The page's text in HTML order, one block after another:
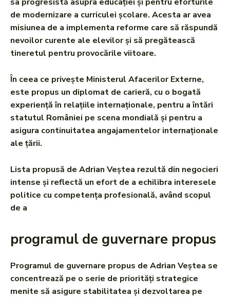
sa progresistă asupra educației și pentru eforturile
de modernizare a curriculei școlare. Acesta ar avea
misiunea de a implementa reforme care să răspundă
nevoilor curente ale elevilor și să pregătească
tineretul pentru provocările viitoare.
În ceea ce privește Ministerul Afacerilor Externe,
este propus un diplomat de carieră, cu o bogată
experiență în relațiile internaționale, pentru a întări
statutul României pe scena mondială și pentru a
asigura continuitatea angajamentelor internaționale
ale țării.
Lista propusă de Adrian Veștea rezultă din negocieri
intense și reflectă un efort de a echilibra interesele
politice cu competența profesională, având scopul
de a
programul de guvernare propus
Programul de guvernare propus de Adrian Veștea se
concentrează pe o serie de priorități strategice
menite să asigure stabilitatea și dezvoltarea pe